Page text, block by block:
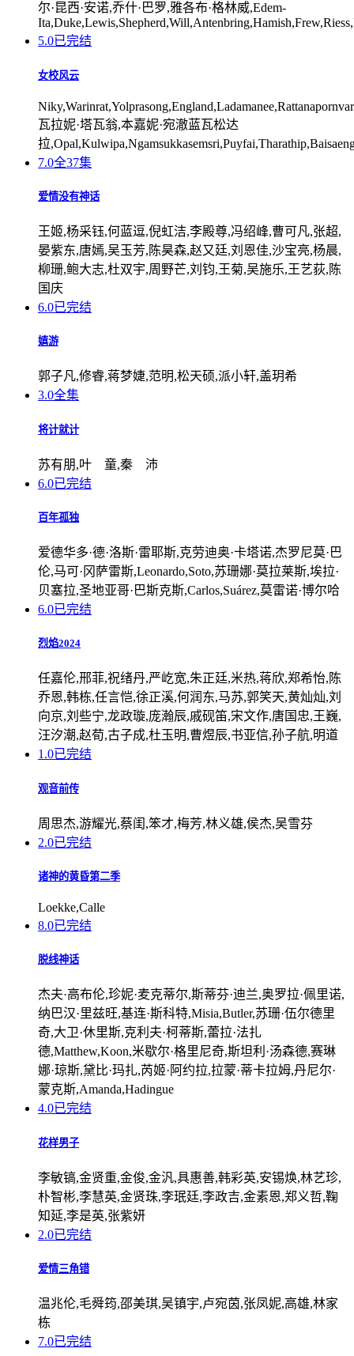
尔·昆西·安诺,乔什·巴罗,雅各布·格林威,Edem-
5.0已完结
女校风云
瓦拉妮·塔瓦翁,本嘉妮·宛澈蓝瓦松达
拉
7.0全37集
爱情没有神话
王姬,杨采钰,何蓝逗,倪虹洁,李殿尊,冯绍峰,曹可凡,张超,
晏紫东,唐嫣,吴玉芳,陈昊森,赵又廷,刘恩佳,沙宝亮,杨晨,
柳珊,鲍大志,杜双宇,周野芒,刘钧,王菊,吴施乐,王艺荻,陈
国庆
6.0已完结
嬉游
郭子凡,修睿,蒋梦婕,范明,松天硕,派小轩,盖玥希
3.0全集
将计就计
苏有朋,叶 童,秦 沛
6.0已完结
百年孤独
爱德华多·德·洛斯·雷耶斯,克劳迪奥·卡塔诺,杰罗尼莫·巴
伦,马可·冈萨雷斯,Leonardo,Soto,苏珊娜·莫拉莱斯,埃拉·
贝塞拉,圣地亚哥·巴斯克斯,Carlos,Suárez,莫雷诺·博尔哈
6.0已完结
烈焰2024
任嘉伦,邢菲,祝绪丹,严屹宽,朱正廷,米热,蒋欣,郑希怡,陈
乔恩,韩栋,任言恺,徐正溪,何润东,马苏,郭笑天,黄灿灿,刘
向京,刘些宁,龙政璇,庞瀚辰,戚砚笛,宋文作,唐国忠,王巍,
汪汐潮,赵荀,古子成,杜玉明,曹煜辰,书亚信,孙子航,明道
1.0已完结
观音前传
周思杰,游耀光,蔡闺,笨才,梅芳,林义雄,侯杰,吴雪芬
2.0已完结
诸神的黄昏第二季
Loekke,Calle
8.0已完结
脱线神话
杰夫·高布伦,珍妮·麦克蒂尔,斯蒂芬·迪兰,奥罗拉·佩里诺,
纳巴汉·里兹旺,基连·斯科特,Misia,Butler,苏珊·伍尔德里
奇,大卫·休里斯,克利夫·柯蒂斯,蕾拉·法扎
德,Matthew,Koon,米歇尔·格里尼奇,斯坦利·汤森德,赛琳
娜·琼斯,黛比·玛扎,芮姬·阿约拉,拉蒙·蒂卡拉姆,丹尼尔·
蒙克斯,Amanda,Hadingue
4.0已完结
花样男子
李敏镐,金贤重,金俊,金汎,具惠善,韩彩英,安锡焕,林艺珍,
朴智彬,李慧英,金贤珠,李珉廷,李政吉,金素恩,郑义哲,鞠
知延,李是英,张紫妍
2.0已完结
爱情三角错
温兆伦,毛舜筠,邵美琪,吴镇宇,卢宛茵,张凤妮,高雄,林家
栋
7.0已完结